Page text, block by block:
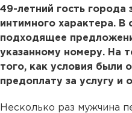
49-летний гость города
интимного характера. В
подходящее
указанному номеру. На
того, как условия были
предоплату за услугу и
Несколько раз мужчина